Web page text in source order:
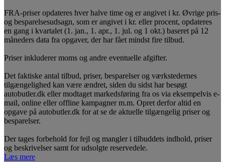
FRA-priser opdateres hver halve time og er angivet i kr. Øvrige pris-
og besparelsesudsagn, som er angivet i kr. eller procent, opdateres
en gang i kvartalet (1. jan., 1. apr., 1. jul. og 1 okt.) baseret på 12
måneders data fra opgaver, der har fået mindst fire tilbud.
Priser inkluderer moms og andre eventuelle afgifter.
Det faktiske antal tilbud, priser, besparelser og værkstedernes
tilgængelighed kan være ændret, siden du sidst har besøgt
autobutler.dk eller modtaget markedsføring fra os via eksempelvis e-
mail, online eller offline kampagner m.m. Opret derfor altid en
opgave på autobutler.dk for at se de aktuelle tilgængelig priser og
besparelser.
Der tages forbehold for fejl og mangler i tilbuddets indhold, priser
og beskrivelser samt for udsolgte reservedele.
Læs mere